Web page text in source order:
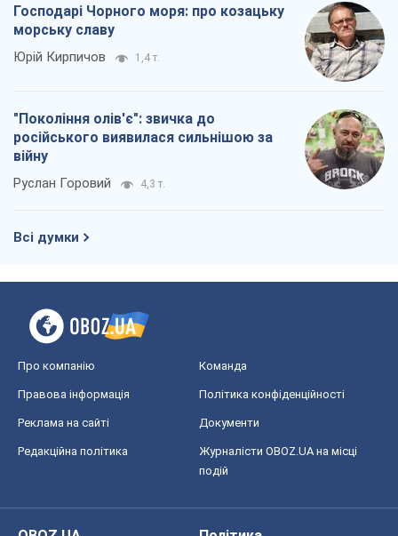
Господарі Чорного моря: про козацьку
морську славу
Юрій Кирпичов 1,4 т.
"Покоління олів'є": звичка до
російського виявилася сильнішою за
війну
Руслан Горовий 4,3 т.
Всі думки
Про компанію Команда
Правова інформація Політика конфіденційності
Реклама на сайті Документи
Редакційна політика
Журналісти OBOZ.UA на місці
подій